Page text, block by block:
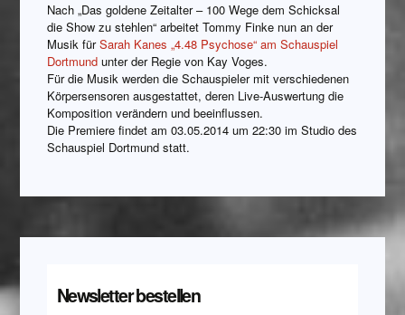
Nach „Das goldene Zeitalter – 100 Wege dem Schicksal
die Show zu stehlen“ arbeitet Tommy Finke nun an der
Musik fürSarah Kanes „4.48 Psychose“ am Schauspiel
Dortmund unter der Regie von Kay Voges.
Für die Musik werden die Schauspieler mit verschiedenen
Körpersensoren ausgestattet, deren Live-Auswertung die
Komposition verändern und beeinflussen.
Die Premiere findet am 03.05.2014 um 22:30 im Studio des
Schauspiel Dortmund statt.
Newsletter bestellen